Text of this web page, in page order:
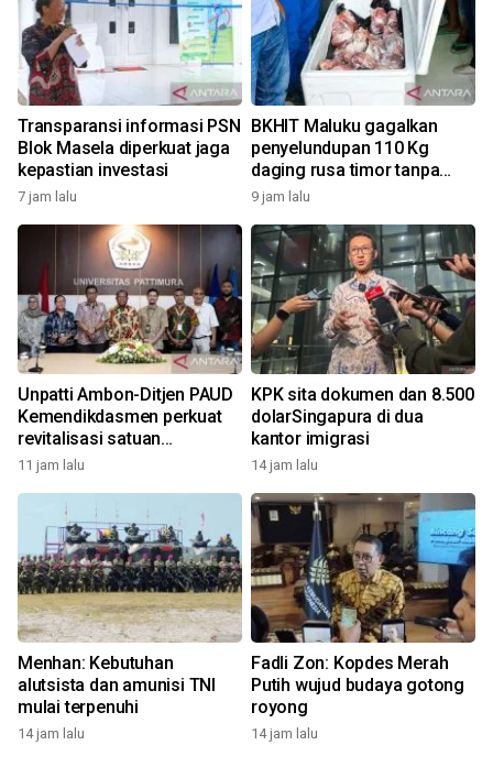
Transparansi informasi PSN
Blok Masela diperkuat jaga
kepastian investasi
7 jam lalu
BKHIT Maluku gagalkan
penyelundupan 110 Kg
daging rusa timor tanpa
dokumen
9 jam lalu
Unpatti Ambon-Ditjen PAUD
Kemendikdasmen perkuat
revitalisasi satuan
pendidikan
11 jam lalu
KPK sita dokumen dan 8.500
dolarSingapura di dua
kantor imigrasi
14 jam lalu
Menhan: Kebutuhan
alutsista dan amunisi TNI
mulai terpenuhi
14 jam lalu
Fadli Zon: Kopdes Merah
Putih wujud budaya gotong
royong
14 jam lalu